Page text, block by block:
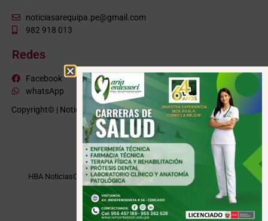
noticiasarequipa.pe@gmail.com
982 918 013
Redes
Facebook
whatsApp
Copyright© | NoticiasArequipa.pe | Grupo HBA Noticias| Todos los
derechos reservados
VISITE TAMBIÉN
HBA NoticiasCusco InformaMoquegua Noticias Tacna Noticias
Puno Noticias